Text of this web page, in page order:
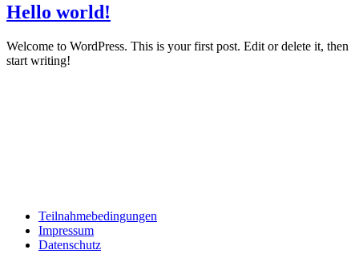
Hello world!
Welcome to WordPress. This is your first post. Edit or delete it, then
start writing!
Teilnahmebedingungen
Impressum
Datenschutz